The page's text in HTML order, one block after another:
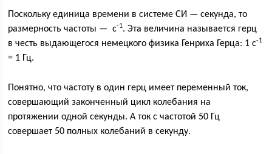
Поскольку единица времени в системе СИ — секунда, то
размерность частоты — с-1. Эта величина называется герц
в честь выдающегося немецкого физика Генриха Герца: 1 с-1
= 1 Гц.
Понятно, что частоту в один герц имеет переменный ток,
совершающий законченный цикл колебания на
протяжении одной секунды. А ток с частотой 50 Гц
совершает 50 полных колебаний в секунду.